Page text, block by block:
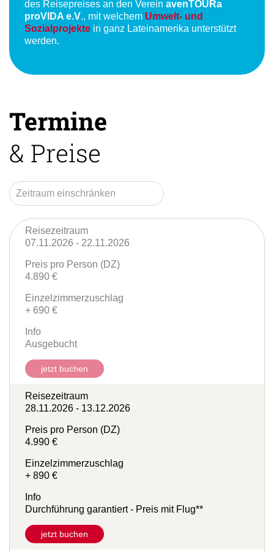
Ab einem Buchungswert von 1.500 € fließen 10 €
des Reisepreises an den VereinavenTOURa
proVIDA e.V., mit welchemUmwelt- und
Sozialprojekte
Termine
& Preise
Reisezeitraum
Preis pro Person (DZ)
Einzelzimmerzuschlag
Info
Ausgebucht
Reisezeitraum
Preis pro Person (DZ)
Einzelzimmerzuschlag
Info
Durchführung garantiert - Preis mit Flug**